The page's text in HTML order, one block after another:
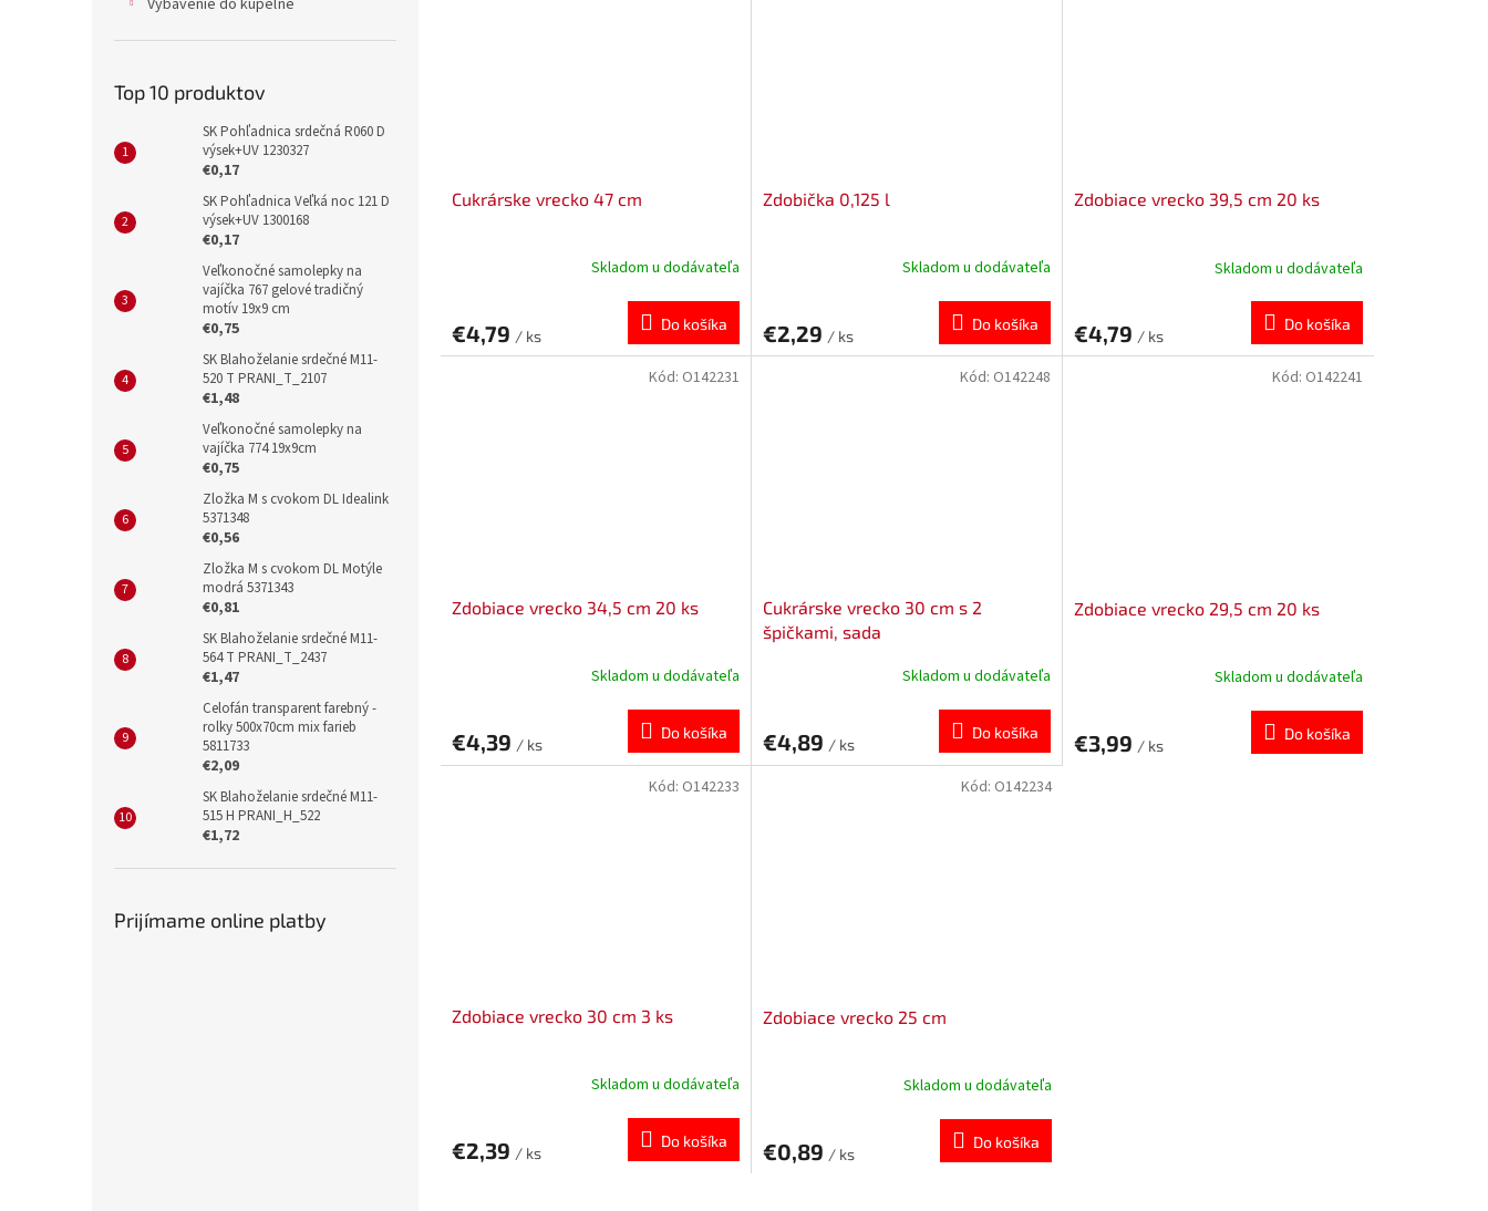
Vybavenie do kúpeľne
Top 10 produktov
SK Pohľadnica srdečná R060 D
výsek+UV 1230327
€0,17
SK Pohľadnica Veľká noc 121 D
výsek+UV 1300168
€0,17
Veľkonočné samolepky na
vajíčka 767 gelové tradičný
motív 19x9 cm
€0,75
SK Blahoželanie srdečné M11-
520 T PRANI_T_2107
€1,48
Veľkonočné samolepky na
vajíčka 774 19x9cm
€0,75
Zložka M s cvokom DL Idealink
5371348
€0,56
Zložka M s cvokom DL Motýle
modrá 5371343
€0,81
SK Blahoželanie srdečné M11-
564 T PRANI_T_2437
€1,47
Celofán transparent farebný -
rolky 500x70cm mix farieb
5811733
€2,09
SK Blahoželanie srdečné M11-
515 H PRANI_H_522
€1,72
Prijímame online platby
Cukrárske vrecko 47 cm
Skladom u dodávateľa
€4,79 / ks
Do košíka
Zdobička 0,125 l
Skladom u dodávateľa
€2,29 / ks
Do košíka
Zdobiace vrecko 39,5 cm 20 ks
Skladom u dodávateľa
€4,79 / ks
Do košíka
Zdobiace vrecko 34,5 cm 20 ks
Skladom u dodávateľa
€4,39 / ks
Do košíka
Kód: O142231
Cukrárske vrecko 30 cm s 2
špičkami, sada
Skladom u dodávateľa
€4,89 / ks
Do košíka
Kód: O142248
Zdobiace vrecko 29,5 cm 20 ks
Skladom u dodávateľa
€3,99 / ks
Do košíka
Kód: O142241
Zdobiace vrecko 30 cm 3 ks
Skladom u dodávateľa
€2,39 / ks
Do košíka
Kód: O142233
Zdobiace vrecko 25 cm
Skladom u dodávateľa
€0,89 / ks
Do košíka
Kód: O142234